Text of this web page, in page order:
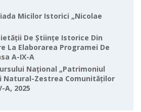
Micilor Istorici „Nicolae
De Științe Istorice Din
La Elaborarea Programei De
A-IX-A
Național „Patrimoniul
Natural-Zestrea Comunităților
A, 2025